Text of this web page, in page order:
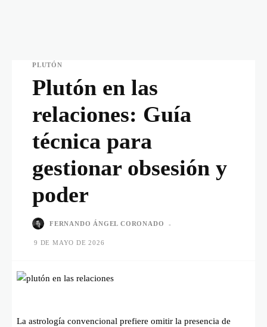
PLUTÓN
Plutón en las
relaciones: Guía
técnica para
gestionar obsesión y
poder
FERNANDO ÁNGEL CORONADO -
9 DE MAYO DE 2026
La astrología convencional prefiere omitir la presencia de